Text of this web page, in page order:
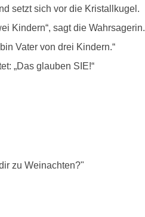
setzt sich vor die Kristallkugel.
Kindern“, sagt die Wahrsagerin.
Vater von drei Kindern.“
„Das glauben SIE!“
zu Weinachten?"